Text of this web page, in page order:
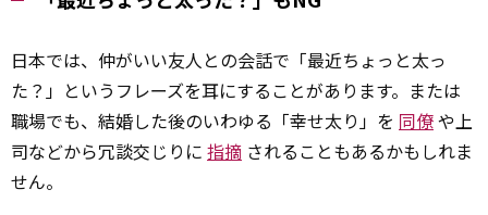
日本では、仲がいい友人との会話で「最近ちょっと太っ
た？」というフレーズを耳にすることがあります。または
職場でも、結婚した後のいわゆる「幸せ太り」を 同僚や上
司などから冗談交じりに 指摘 されることもあるかもしれま
せん。